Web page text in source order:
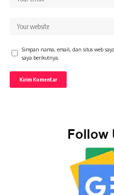
Simpan nama, email, dan situs web
saya berikutnya.